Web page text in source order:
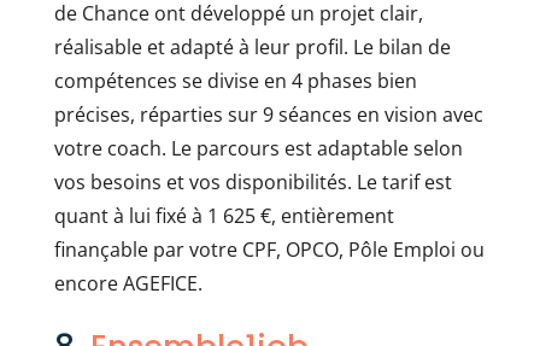
de Chance ont développé un projet clair,
réalisable et adapté à leur profil. Le bilan de
compétences se divise en 4 phases bien
précises, réparties sur 9 séances en vision avec
votre coach. Le parcours est adaptable selon
vos besoins et vos disponibilités. Le tarif est
quant à lui fixé à 1 625 €, entièrement
finançable par votre CPF, OPCO, Pôle Emploi ou
encore AGEFICE.